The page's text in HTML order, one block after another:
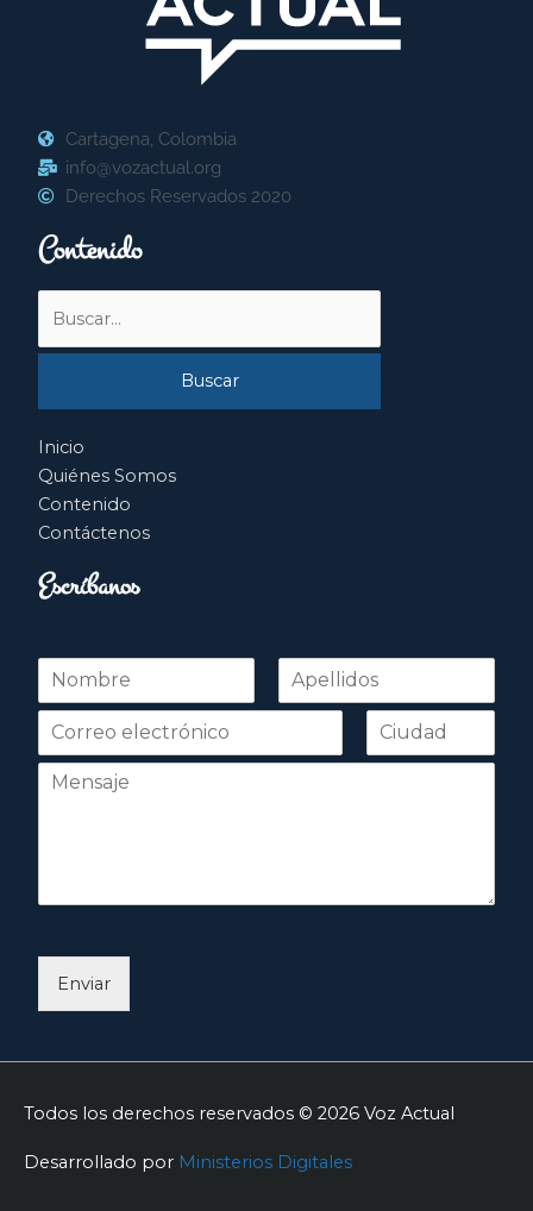
Cartagena, Colombia
info@vozactual.org
Derechos Reservados 2020
Contenido
por:
Inicio
Quiénes Somos
Contenido
Contáctenos
Escríbanos
N
m
r
Nombre Apellidos
Enviar
Todos los derechos reservados © 2026 Voz Actual
Desarrollado por Ministerios Digitales